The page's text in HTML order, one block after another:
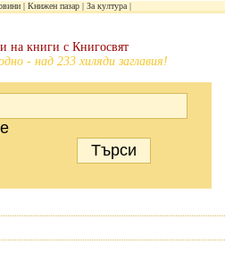
Книжен пазар За култура
- над 233 хиляди заглавия!